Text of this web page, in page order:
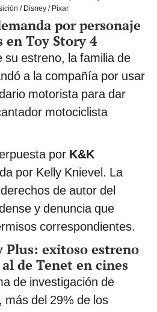
/ Disney / Pixar
por personaje
en Toy Story 4
su estreno, la familia de
a la compañía por usar
motorista para dar
motociclista
por K&K
por Kelly Knievel. La
de autor del
y denuncia que
correspondientes.
Plus: exitoso estreno
de Tenet en cines
de investigación de
más del 29% de los